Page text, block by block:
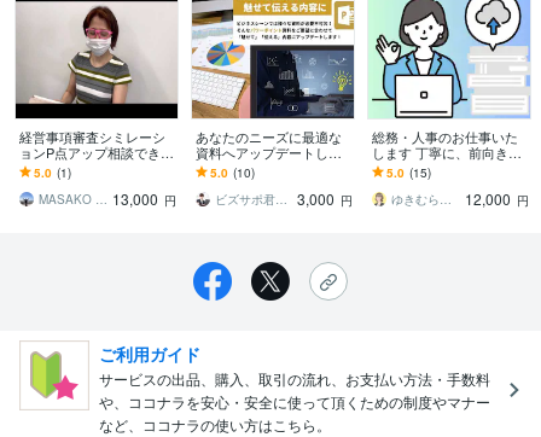
経営事項審査シミレーシ
ョンP点アップ相談できま
す 決算書確定前の相談が
お勧めです。評点点別に
丁寧にご説明します
5.0 (1)
MASAKO MATSUDA 13,000 円
あなたのニーズに最適な
資料へアップデートしま
す 「魅せる」「伝える」
パワーポイントの資料を
作成します！
5.0 (10)
ビズサポ君（ビジネスサポーター）
3,000 円
総務・人事のお仕事いた
します 丁寧に、前向き
に、心を込めて取り組み
ます
5.0 (15)
ゆきむら＠丁寧WEB制作
12,000 円
ご利用ガイド
サービスの出品、購入、取引の流れ、お支払い方法・手数料
や、ココナラを安心・安全に使って頂くための制度やマナー
など、ココナラの使い方はこちら。